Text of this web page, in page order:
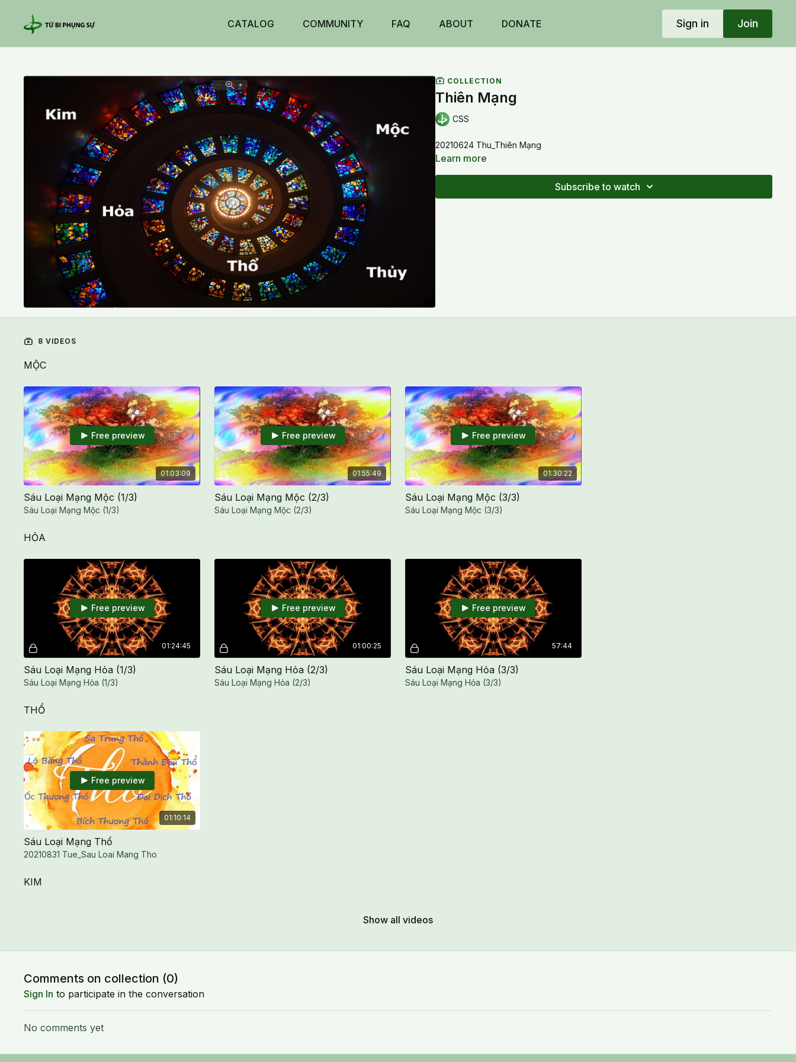
CATALOG COMMUNITY FAQ ABOUT DONATE Sign in Join
COLLECTION
Thiên Mạng
CSS
20210624 Thu_Thiên Mạng
Learn more
Subscribe to watch
8 VIDEOS
Show all videos
MỘC
01:03:09
Free preview
Sáu Loại Mạng Mộc (1/3)
Sáu Loại Mạng Mộc (1/3)
01:55:49
Free preview
Sáu Loại Mạng Mộc (2/3)
Sáu Loại Mạng Mộc (2/3)
01:30:22
Free preview
Sáu Loại Mạng Mộc (3/3)
Sáu Loại Mạng Mộc (3/3)
HỎA
01:24:45
Free preview
Sáu Loại Mạng Hỏa (1/3)
Sáu Loại Mạng Hỏa (1/3)
01:00:25
Free preview
Sáu Loại Mạng Hỏa (2/3)
Sáu Loại Mạng Hỏa (2/3)
57:44
Free preview
Sáu Loại Mạng Hỏa (3/3)
Sáu Loại Mạng Hỏa (3/3)
THỔ
01:10:14
Free preview
Sáu Loại Mạng Thổ
20210831 Tue_Sau Loai Mang Tho
KIM
01:54:00
Free preview
Sáu Loại Mạng Kim
Sáu Loại Mạng Kim
Comments on collection (0)
Sign In to participate in the conversation
No comments yet